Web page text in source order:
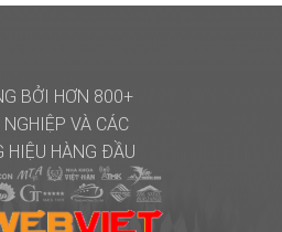
BỞI HƠN 800+
NGHIỆP VÀ CÁC
HIỆU HÀNG ĐẦU